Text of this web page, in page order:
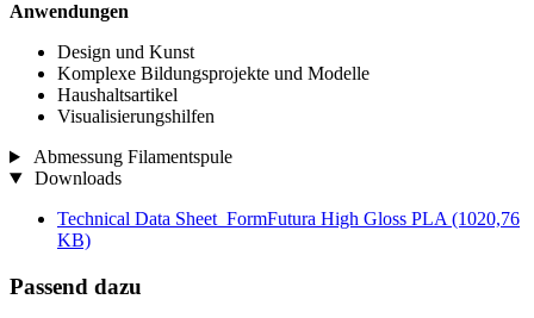
Anwendungen
Design und Kunst
Komplexe Bildungsprojekte und Modelle
Haushaltsartikel
Visualisierungshilfen
Abmessung Filamentspule
Downloads
Technical Data Sheet_FormFutura High Gloss PLA (1020,76
KB)
Passend dazu